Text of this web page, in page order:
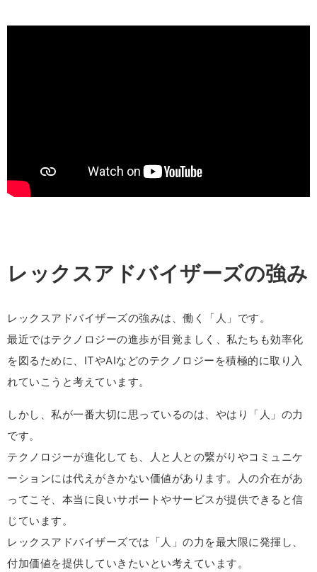
レックスアドバイザーズの強み
レックスアドバイザーズの強みは、働く「人」です。
最近ではテクノロジーの進歩が目覚ましく、私たちも効率化
を図るために、ITやAIなどのテクノロジーを積極的に取り入
れていこうと考えています。
しかし、私が一番大切に思っているのは、やはり「人」の力
です。
テクノロジーが進化しても、人と人との繋がりやコミュニケ
ーションには代えがきかない価値があります。人の介在があ
ってこそ、本当に良いサポートやサービスが提供できると信
じています。
レックスアドバイザーズでは「人」の力を最大限に発揮し、
付加価値を提供していきたいとい考えています。